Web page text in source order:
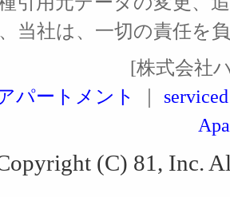
当社は、一切の責任を
[株式会社
パートメント
(C) 81, Inc.